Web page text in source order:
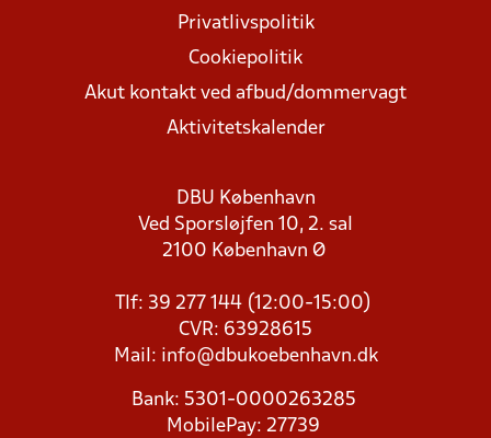
Privatlivspolitik
Cookiepolitik
Akut kontakt ved afbud/dommervagt
Aktivitetskalender
DBU København
Ved Sporsløjfen 10, 2. sal
2100 København Ø
Tlf: 39 277 144 (12:00-15:00)
CVR: 63928615
Mail: info@dbukoebenhavn.dk
Bank: 5301-0000263285
MobilePay: 27739